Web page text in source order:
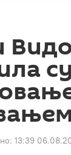
13:39